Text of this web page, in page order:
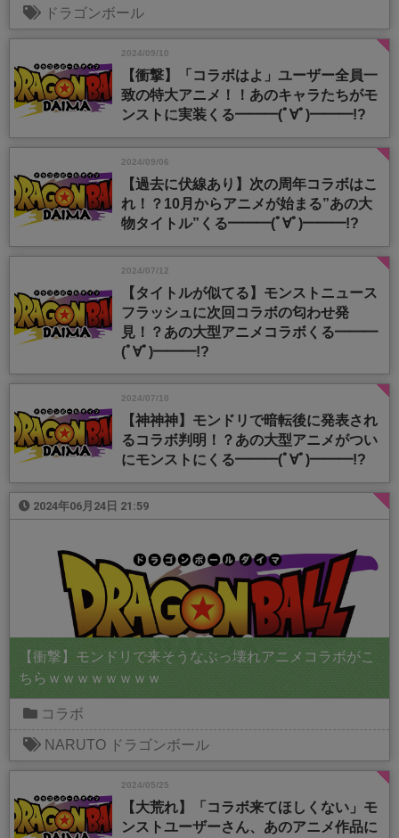
ドラゴンボール
2024/09/10
【衝撃】「コラボはよ」ユーザー全員一
致の特大アニメ！！あのキャラたちがモ
ンストに実装くる━━━(ﾟ∀ﾟ)━━━!?
2024/09/06
【過去に伏線あり】次の周年コラボはこ
れ！？10月からアニメが始まる”あの大
物タイトル”くる━━━(ﾟ∀ﾟ)━━━!?
2024/07/12
【タイトルが似てる】モンストニュース
フラッシュに次回コラボの匂わせ発
見！？あの大型アニメコラボくる━━━
(ﾟ∀ﾟ)━━━!?
2024/07/10
【神神神】モンドリで暗転後に発表され
るコラボ判明！？あの大型アニメがつい
にモンストにくる━━━(ﾟ∀ﾟ)━━━!?
2024年06月24日 21:59
【衝撃】モンドリで来そうなぶっ壊れアニメコラボがこ
ちらｗｗｗｗｗｗｗｗ
コラボ
NARUTO ドラゴンボール
2024/05/25
【大荒れ】「コラボ来てほしくない」モ
ンストユーザーさん、あのアニメ作品に